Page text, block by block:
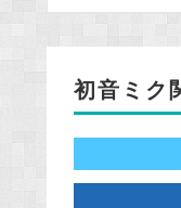
初音ミク